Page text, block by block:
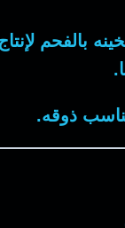
بالفحم
ذوقه.